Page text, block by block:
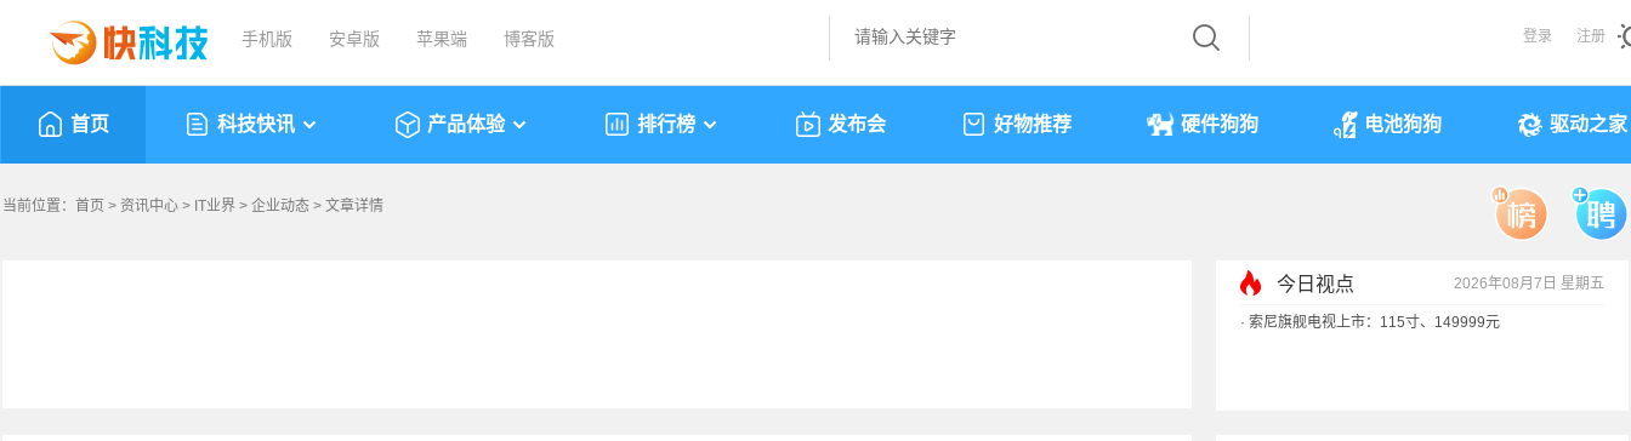
手机版 安卓版 苹果端 博客版 登录 注册
首页 科技快讯 产品体验 排行榜 发布会 好物推荐 硬件狗狗 电池狗狗 驱动之家
当前位置： 首页 > 资讯中心 > IT业界 > 企业动态 > 文章详情
今日视点 2026年08月7日 星期五
· 索尼旗舰电视上市：115寸、149999元